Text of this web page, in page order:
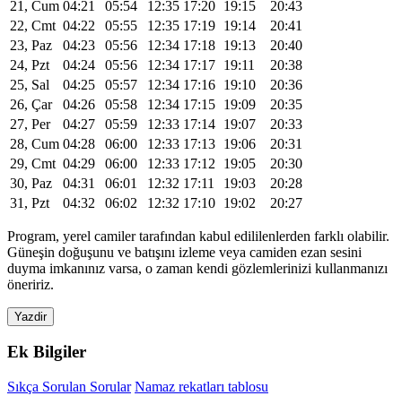
21, Cum 04:21 05:54 12:35 17:20 19:15
20:43
22, Cmt 04:22 05:55 12:35 17:19 19:14
20:41
23, Paz
04:23 05:56 12:34 17:18 19:13
20:40
24, Pzt
04:24 05:56 12:34 17:17 19:11
20:38
25, Sal
04:25 05:57 12:34 17:16 19:10
20:36
26, Çar
04:26 05:58 12:34 17:15 19:09
20:35
27, Per
04:27 05:59 12:33 17:14 19:07
20:33
28, Cum 04:28 06:00 12:33 17:13 19:06
20:31
29, Cmt 04:29 06:00 12:33 17:12 19:05
20:30
30, Paz
04:31 06:01 12:32 17:11 19:03
20:28
31, Pzt
04:32 06:02 12:32 17:10 19:02 20:27
Program, yerel camiler tarafından kabul edililenlerden farklı olabilir.
Güneşin doğuşunu ve batışını izleme veya camiden ezan sesini
duyma imkanınız varsa, o zaman kendi gözlemlerinizi kullanmanızı
öneririz.
Yazdir
Ek Bilgiler
Sıkça Sorulan Sorular Namaz rekatları tablosu